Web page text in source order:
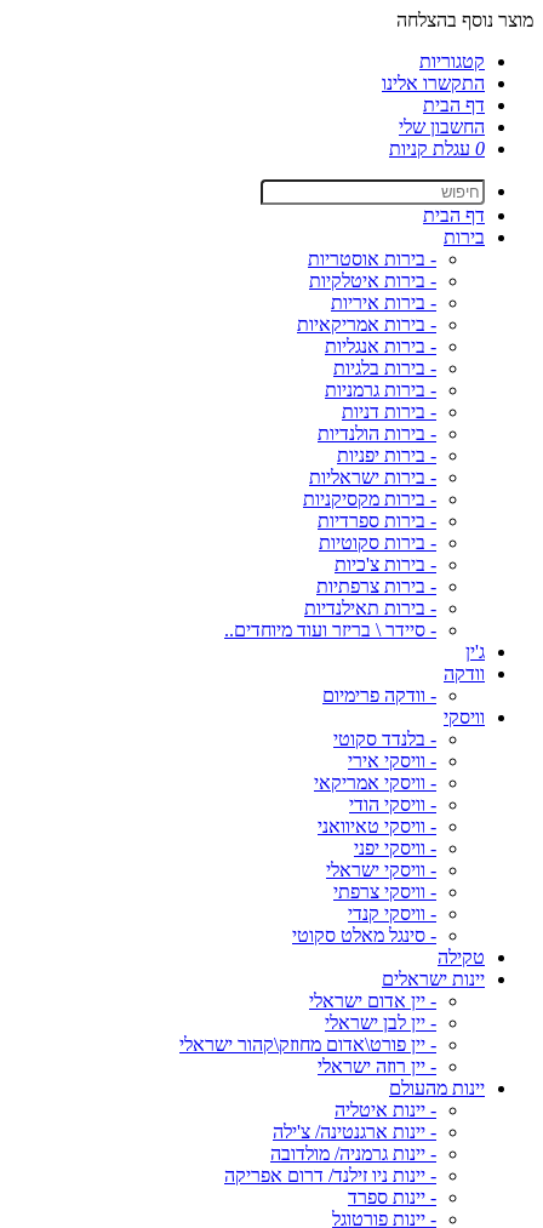
מוצר נוסף בהצלחה
קטגוריות
התקשרו אלינו
דף הבית
החשבון שלי
0 עגלת קניות
דף הבית
בירות
- בירות אוסטריות
- בירות איטלקיות
- בירות איריות
- בירות אמריקאיות
- בירות אנגליות
- בירות בלגיות
- בירות גרמניות
- בירות דניות
- בירות הולנדיות
- בירות יפניות
- בירות ישראליות
- בירות מקסיקניות
- בירות ספרדיות
- בירות סקוטיות
- בירות צ'כיות
- בירות צרפתיות
- בירות תאילנדיות
- סיידר \ בריזר ועוד מיוחדים..
ג'ין
וודקה
- וודקה פרימיום
וויסקי
- בלנדד סקוטי
- וויסקי אירי
- וויסקי אמריקאי
- וויסקי הודי
- וויסקי טאיוואני
- וויסקי יפני
- וויסקי ישראלי
- וויסקי צרפתי
- וויסקי קנדי
- סינגל מאלט סקוטי
טקילה
יינות ישראלים
- יין אדום ישראלי
- יין לבן ישראלי
- יין פורט\אדום מחוזק\קהור ישראלי
- יין רוזה ישראלי
יינות מהעולם
- יינות איטליה
- יינות ארגנטינה/ צ'ילה
- יינות גרמניה/ מולדובה
- יינות ניו זילנד/ דרום אפריקה
- יינות ספרד
- יינות פורטוגל